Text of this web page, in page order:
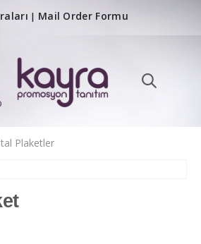
| Mail Order Formu
Plaketler